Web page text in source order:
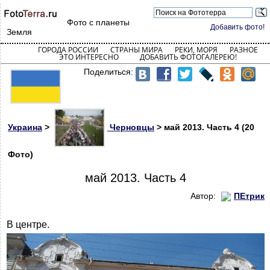
Добавить фото!
Фото с планеты
Земля
ГОРОДА РОССИИ СТРАНЫ МИРА РЕКИ, МОРЯ РАЗНОЕ
ЭТО ИНТЕРЕСНО ДОБАВИТЬ ФОТОГАЛЕРЕЮ!
Поделиться:
Украина > Черновцы > май 2013. Часть 4 (20
Фото)
май 2013. Часть 4
Автор: ПЕтрик
В центре.